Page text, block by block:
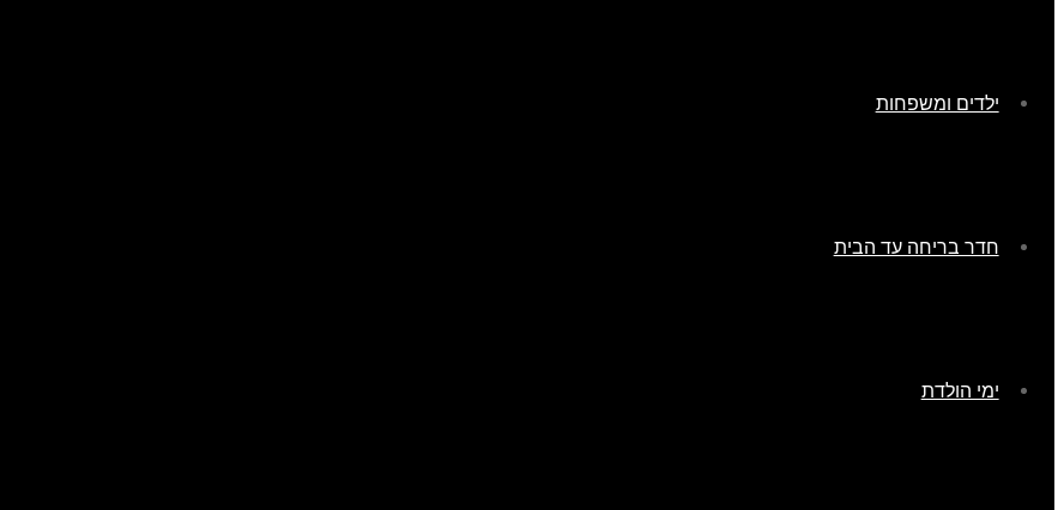
ילדים ומשפחות
חדר בריחה עד הבית
ימי הולדת